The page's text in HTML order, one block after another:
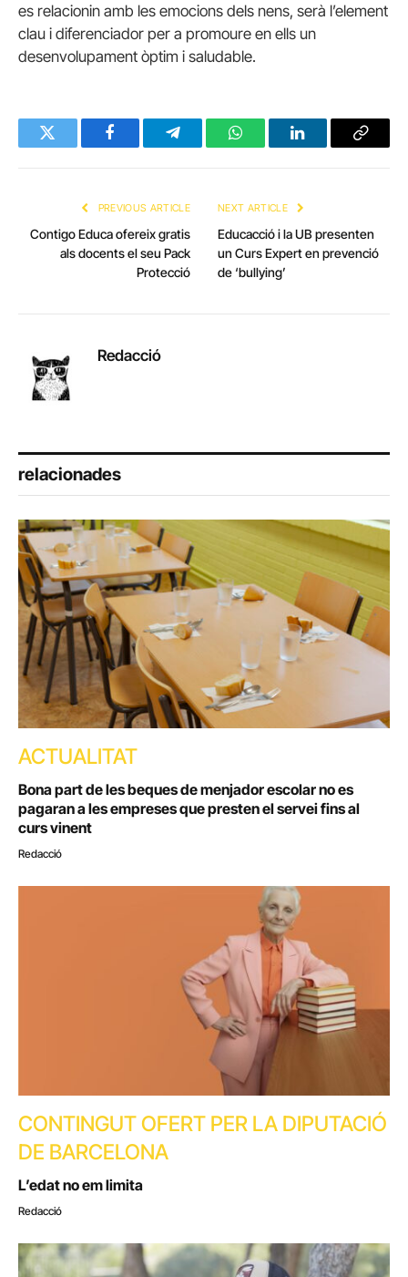
es relacionin amb les emocions dels nens, serà l’element
clau i diferenciador per a promoure en ells un
desenvolupament òptim i saludable.
Twitter FacebookTelegramWhatsAppLinkedInCopy
PREVIOUS ARTICLE
Contigo Educa ofereix gratis
als docents el seu Pack
Protecció
NEXT ARTICLE
Educacció i la UB presenten
un Curs Expert en prevenció
de ‘bullying’
Redacció
relacionades
ACTUALITAT
Bona part de les beques de menjador escolar no es
pagaran a les empreses que presten el servei fins al
curs vinent
Redacció
CONTINGUT OFERT PER LA DIPUTACIÓ
DE BARCELONA
L’edat no em limita
Redacció